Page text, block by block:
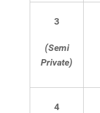
3
(Semi
Private)
4